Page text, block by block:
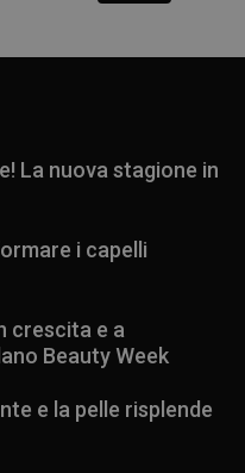
La nuova stagione in
i capelli
crescita e a
Beauty Week
e la pelle risplende